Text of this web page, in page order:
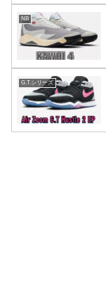
NB
G.T.シリーズ